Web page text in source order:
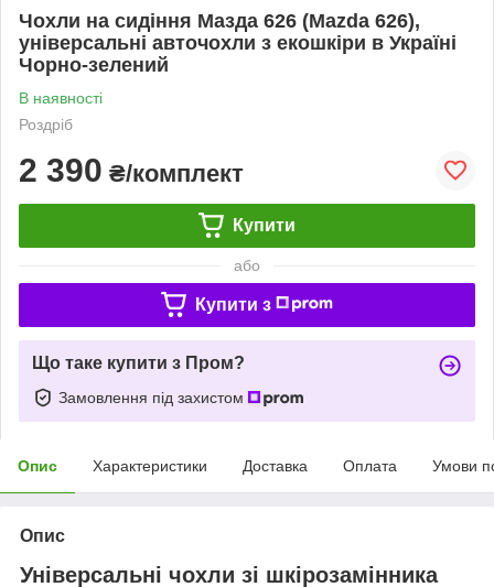
Чохли на сидіння Мазда 626 (Mazda 626),
універсальні авточохли з екошкіри в Україні
Чорно-зелений
В наявності
Роздріб
2 390 ₴/комплект
Купити
або
Купити з
Що таке купити з Пром?
Замовлення під захистом
Опис Характеристики Доставка Оплата Умови
Опис
Універсальні чохли зі шкірозамінника